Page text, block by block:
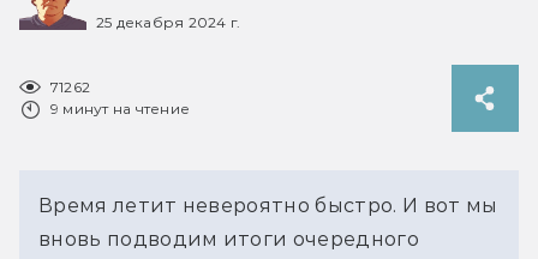
25 декабря 2024 г.
71262
9 минут на чтение
Время летит невероятно быстро. И вот мы
вновь подводим итоги очередного